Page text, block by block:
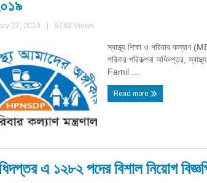
27, 2019 9782 Views
স্বাস্থ্য শিক্ষা ও পরিবার কল্যাণ
পরিবার পরিকল্পনা অধিদপ্তর,
Famil ...
Read more
এ ১২৮২ পদের বিশাল নিয়োগ